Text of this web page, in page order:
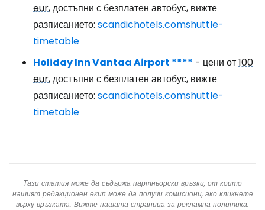
eur, достъпни с безплатен автобус, вижте
разписанието: scandichotels.comshuttle-
timetable
Holiday Inn Vantaa Airport **** - цени от100
eur, достъпни с безплатен автобус, вижте
разписанието: scandichotels.comshuttle-
timetable
Тази статия може да съдържа партньорски връзки, от които
нашият редакционен екип може да получи комисиони, ако кликнете
върху връзката. Вижте нашата страница за рекламна политика.